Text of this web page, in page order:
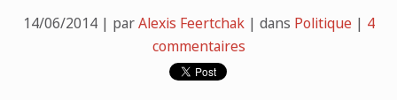
14/06/2014 | parAlexis Feertchak| dans Politique| 4
commentaires